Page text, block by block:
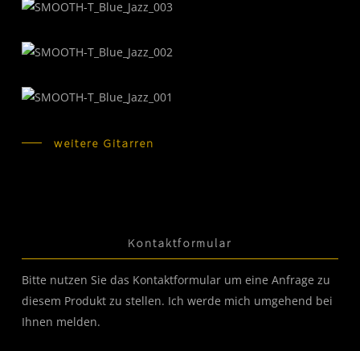
weitere Gitarren
Kontaktformular
Bitte nutzen Sie das Kontaktformular um eine Anfrage zu
diesem Produkt zu stellen. Ich werde mich umgehend bei
Ihnen melden.